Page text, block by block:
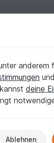
anderem
deine
Ablehnen